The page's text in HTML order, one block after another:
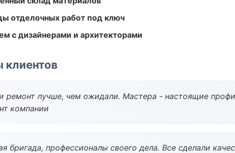
отделочных работ под ключ
с дизайнерами и архитекторами
ремонт лучше, чем ожидали. Мастера - настоящие
компании
бригада, профессионалы своего дела. Все сделали